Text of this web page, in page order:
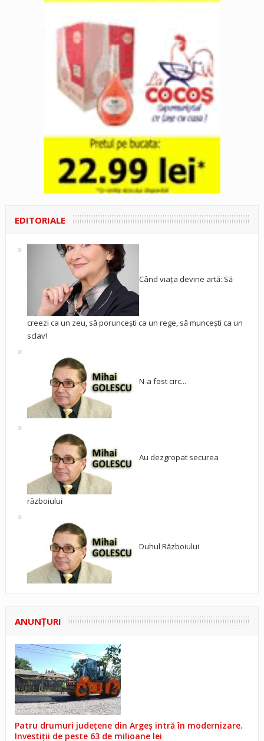
EDITORIALE
Când viața devine artă: Să
creezi ca un zeu, să poruncești ca un rege, să muncești ca un
sclav!
N-a fost circ...
Au dezgropat securea
războiului
Duhul Războiului
ANUNŢURI
Patru drumuri județene din Argeș intră în modernizare.
Investiții de peste 63 de milioane lei